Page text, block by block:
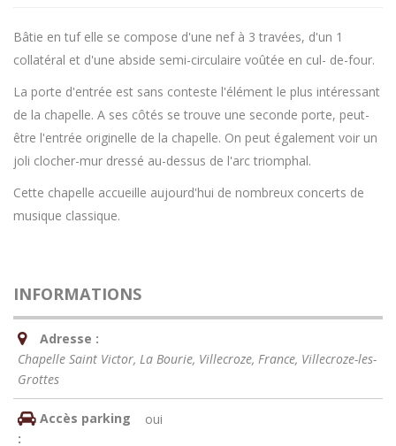
Bâtie en tuf elle se compose d'une nef à 3 travées, d'un 1
collatéral et d'une abside semi-circulaire voûtée en cul- de-four.
La porte d'entrée est sans conteste l'élément le plus intéressant
de la chapelle. A ses côtés se trouve une seconde porte, peut-
être l'entrée originelle de la chapelle. On peut également voir un
joli clocher-mur dressé au-dessus de l'arc triomphal.
Cette chapelle accueille aujourd'hui de nombreux concerts de
musique classique.
INFORMATIONS
Adresse :
Chapelle Saint Victor, La Bourie, Villecroze, France, Villecroze-les-
Grottes
Accès parking
:
oui